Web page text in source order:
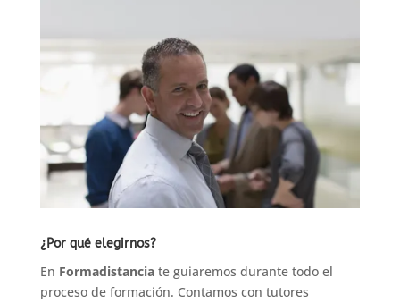
¿Por qué elegirnos?
En Formadistanciate guiaremos durante todo el
proceso de formación. Contamos con tutores